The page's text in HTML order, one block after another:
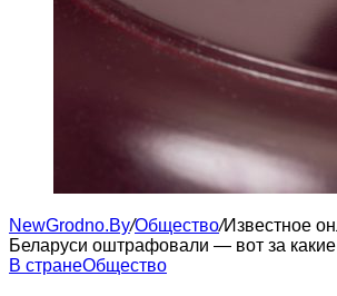
NewGrodno.By/Общество/Известное
Беларуси оштрафовали — вот за
В странеОбщество